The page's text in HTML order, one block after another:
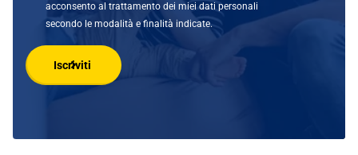
acconsento al trattamento dei miei dati personali
secondo le modalità e finalità indicate.
Iscriviti